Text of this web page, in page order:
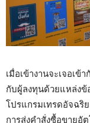
เมื่อเข้างานจะเจอเข้
กับผู้ลงทุนด้วยแหล่งข้
โปรแกรมเทรดอัจฉริ
การส่งคำสั่งซื้อขายอั